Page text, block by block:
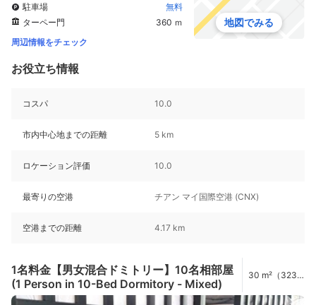
駐車場
無料
ターペー門
360 ｍ
周辺情報をチェック
地図でみる
お役立ち情報
コスパ 10.0
市内中心地までの距離 5 km
ロケーション評価 10.0
最寄りの空港 チアン マイ国際空港 (CNX)
空港までの距離 4.17 km
1名料金【男女混合ドミトリー】10名相部屋
(1 Person in 10-Bed Dormitory - Mixed)
30 m²（323